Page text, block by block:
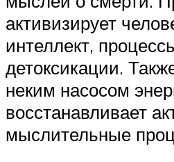
активизирует
интеллект,
детоксикации.
неким насосом
восстанавливает
мыслительные